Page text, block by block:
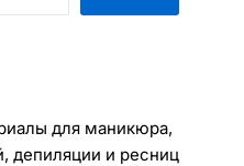
для маникюра,
депиляции и ресниц